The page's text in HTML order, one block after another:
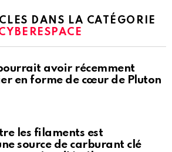
DANS LA CATÉGORIE
avoir récemment
en forme de cœur de Pluton
les filaments est
source de carburant clé